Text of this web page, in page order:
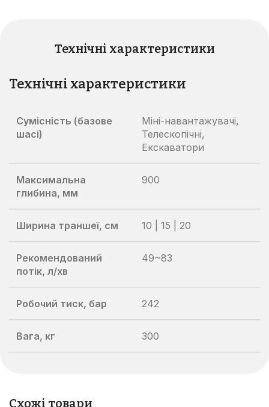
Технічні характеристики
Технічні характеристики
Сумісність (базове
шасі)
Міні-навантажувачі,
Телескопічні,
Екскаватори
Максимальна
глибина, мм
900
Ширина траншеї, см 10 | 15 | 20
Рекомендований
потік, л/хв
49~83
Робочий тиск, бар 242
Вага, кг 300
Схожі товари